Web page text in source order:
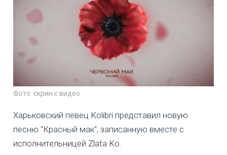
Фото: скрин с видео
Харьковский певец Kolibri представил новую
песню "Красный мак", записанную вместе с
исполнительницей Zlata Ko.